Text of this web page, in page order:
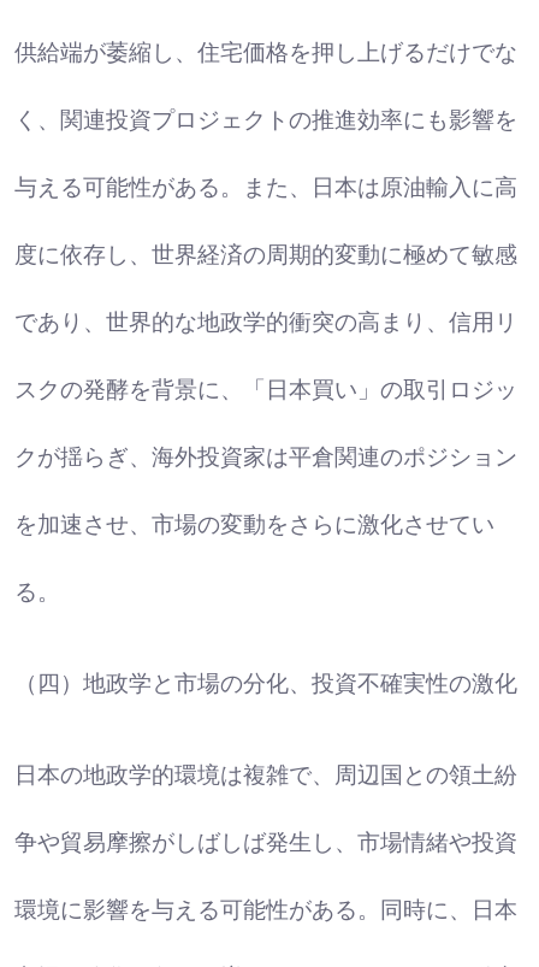
供給端が萎縮し、住宅価格を押し上げるだけでな
く、関連投資プロジェクトの推進効率にも影響を
与える可能性がある。また、日本は原油輸入に高
度に依存し、世界経済の周期的変動に極めて敏感
であり、世界的な地政学的衝突の高まり、信用リ
スクの発酵を背景に、「日本買い」の取引ロジッ
クが揺らぎ、海外投資家は平倉関連のポジション
を加速させ、市場の変動をさらに激化させてい
る。
（四）地政学と市場の分化、投資不確実性の激化
日本の地政学的環境は複雑で、周辺国との領土紛
争や貿易摩擦がしばしば発生し、市場情緒や投資
環境に影響を与える可能性がある。同時に、日本